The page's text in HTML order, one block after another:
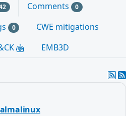
Comments 0
0
CWE mitigations
EMB3D